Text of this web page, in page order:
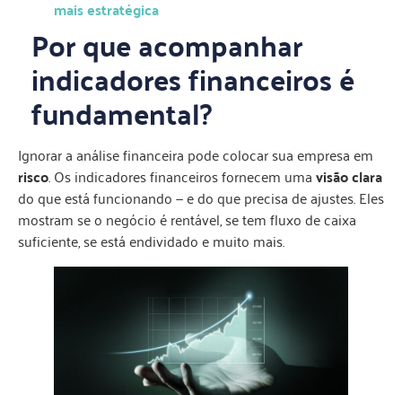
mais estratégica
Por que acompanhar
indicadores financeiros é
fundamental?
Ignorar a análise financeira pode colocar sua empresa em
risco. Os indicadores financeiros fornecem umavisão clara
do que está funcionando — e do que precisa de ajustes. Eles
mostram se o negócio é rentável, se tem fluxo de caixa
suficiente, se está endividado e muito mais.